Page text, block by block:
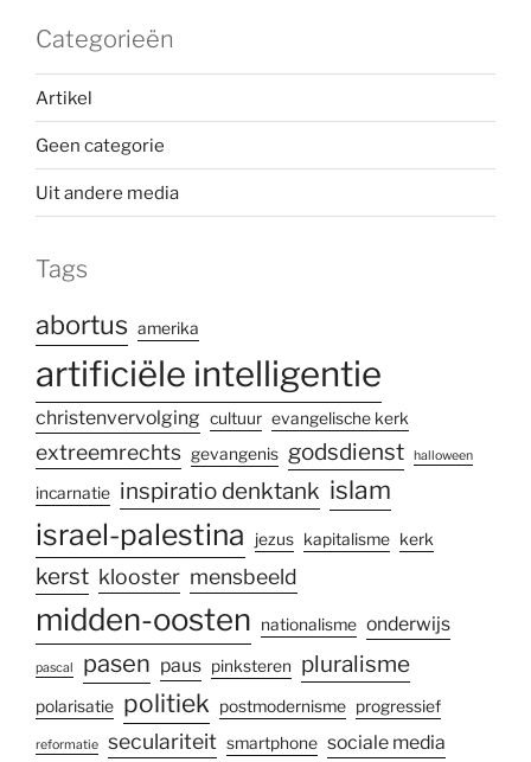
Categorieën
Artikel
Geen categorie
Uit andere media
Tags
abortus amerika
artificiële intelligentie
christenvervolging cultuur evangelische kerk
extreemrechts gevangenis godsdienst halloween
incarnatie inspiratio denktank islam
israel-palestina jezus kapitalisme kerk
kerst klooster mensbeeld
midden-oosten nationalisme onderwijs
pascal pasen paus pinksteren pluralisme
polarisatie politiek postmodernisme progressief
reformatie seculariteit smartphone sociale media